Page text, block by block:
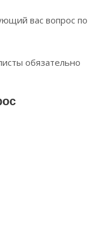
вас вопрос по
обязательно